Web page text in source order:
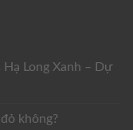
Long Xanh – Dự
không?